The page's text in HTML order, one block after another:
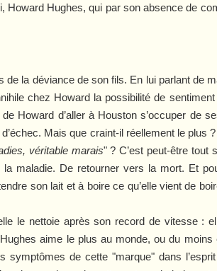
Hughes, qui par son absence de
la déviance de son fils. En lui parlant de
chez Howard la possibilité de
Howard d’aller à Houston s’occuper de
Mais que craint-il réellement le plus
véritable marais" ? C’est peut-être tout
maladie. De retourner vers la mort. Et
son lait et à boire ce qu’elle vient de
le nettoie après son record de vitesse :
aime le plus au monde, ou du
de cette "marque" dans